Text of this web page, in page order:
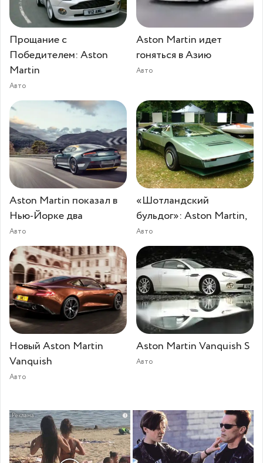
Прощание с
Победителем: Aston
Martin
Авто
Aston Martin идет
гоняться в Азию
Авто
Aston Martin показал в
Нью-Йорке два
Авто
«Шотландский
бульдог»: Aston Martin,
Авто
Новый Aston Martin
Vanquish
Авто
Aston Martin Vanquish S
Авто
i